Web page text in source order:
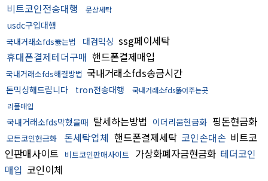
비트코인전송대행 문상세탁
usdc구입대행
국내거래소fds뚫는법 대검믹싱 ssg페이세탁
휴대폰결제테더구매 핸드폰결제매입
국내거래소fds해결방법 국내거래소fds송금시간
돈믹싱해드립니다 tron전송대행
국내거래소fds뚫어주는곳
리플매입
국내거래소fds막혔을때 탈세하는방법 이더리움현금화 핑돈현금화
모든코인현금화 돈세탁업체 핸드폰결제세탁 코인손대손 비트코
인판매사이트 비트코인판매사이트 가상화폐자금현금화 테더코인
매입 코인이체